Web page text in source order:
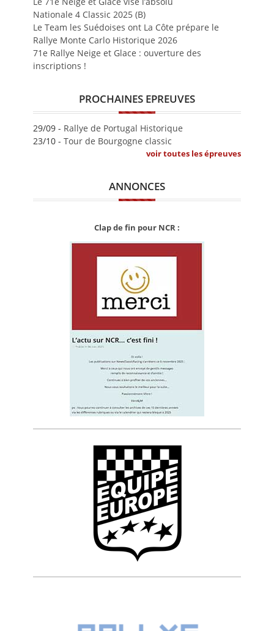
Nationale 4 Classic 2025 (B)
Le Team les Suédoises ont La Côte prépare le
Rallye Monte Carlo Historique 2026
71e Rallye Neige et Glace : ouverture des
inscriptions !
PROCHAINES EPREUVES
29/09 - Rallye de Portugal Historique
23/10 - Tour de Bourgogne classic
voir toutes les épreuves
ANNONCES
Clap de fin pour NCR :